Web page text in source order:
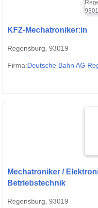
KFZ-Mechatroniker:in
Regensburg, 93019
Firma:Deutsche Bahn AG
Mechatroniker /
Betriebstechnik
Regensburg, 93019